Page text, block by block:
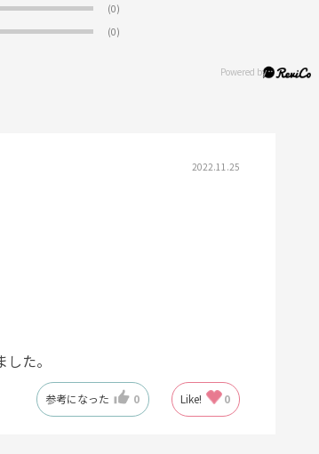
(0)
(0)
2022.11.25
た。
参考になった 0 Like! 0